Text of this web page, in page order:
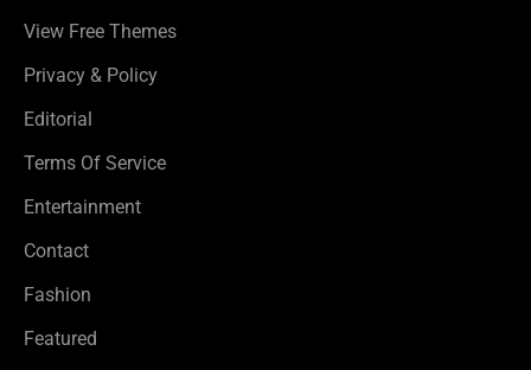
View Free Themes
Privacy & Policy
Editorial
Terms Of Service
Entertainment
Contact
Fashion
Featured